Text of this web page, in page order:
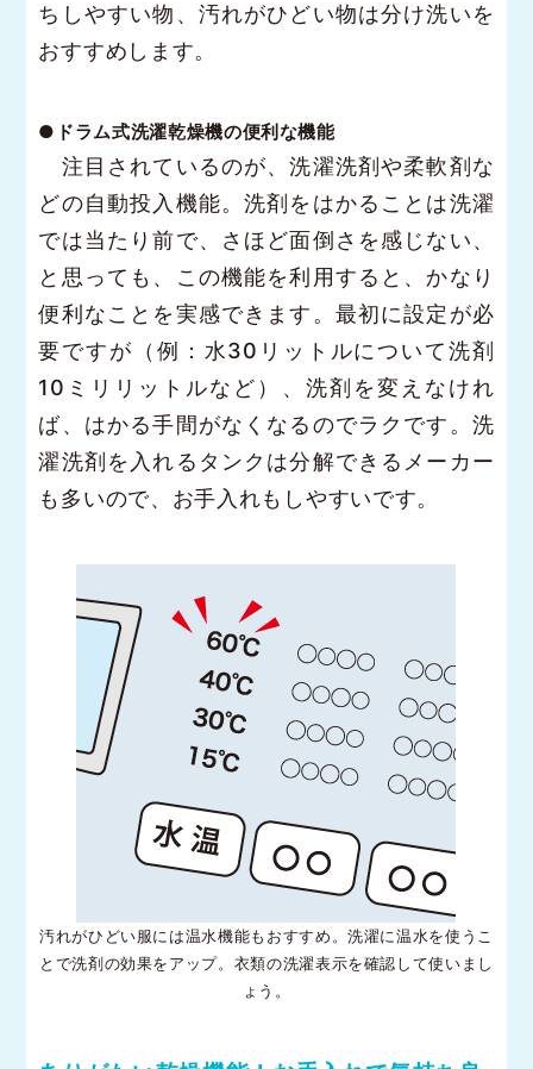
ちしやすい物、汚れがひどい物は分け洗いを
おすすめします。
●ドラム式洗濯乾燥機の便利な機能
注目されているのが、洗濯洗剤や柔軟剤な
どの自動投入機能。洗剤をはかることは洗濯
では当たり前で、さほど面倒さを感じない、
と思っても、この機能を利用すると、かなり
便利なことを実感できます。最初に設定が必
要ですが（例：水30リットルについて洗剤
10ミリリットルなど）、洗剤を変えなけれ
ば、はかる手間がなくなるのでラクです。洗
濯洗剤を入れるタンクは分解できるメーカー
も多いので、お手入れもしやすいです。
汚れがひどい服には温水機能もおすすめ。洗濯に温水を使うこ
とで洗剤の効果をアップ。衣類の洗濯表示を確認して使いまし
ょう。